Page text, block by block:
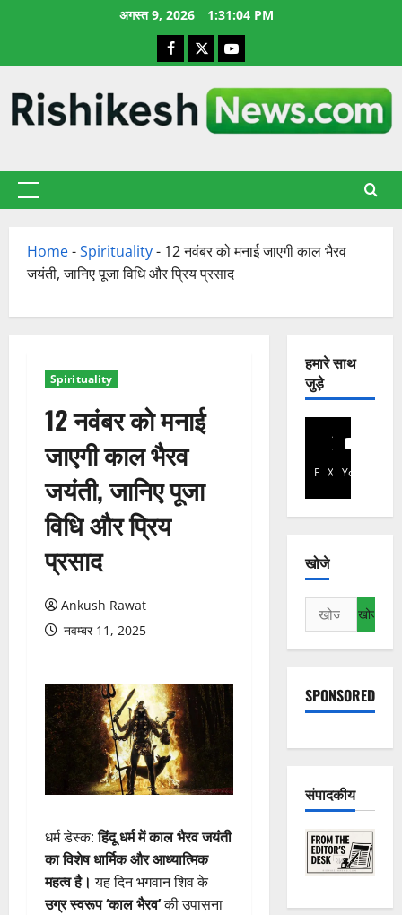
अगस्त 9, 2026 1:31:05 PM
Facebook
X YouTube
प्राथमिक
Home-Spirituality- 12 नवंबर को मनाई जाएगी काल भैरव
जयंती, जानिए पूजा विधि और प्रिय प्रसाद
Spirituality
12 नवंबर को मनाई
जाएगी काल भैरव
जयंती, जानिए पूजा
विधि और प्रिय
प्रसाद
Ankush Rawat
नवम्बर 11, 2025
धर्म डेस्क:हिंदू धर्म में काल भैरव जयंती
का विशेष धार्मिक और आध्यात्मिक
महत्व है। यह दिन भगवान शिव के
उग्र स्वरूप ‘काल भैरव’की उपासना
हमारे साथ
जुड़े
Facebook
X YouTube
खोजे
निम्न
को
खोजें:
SPONSORED
संपादकीय